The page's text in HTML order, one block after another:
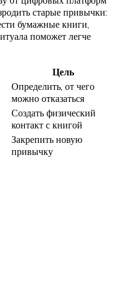
старые привычки:
бумажные книги,
поможет легче
Цель
Определить, от чего
можно отказаться
Создать физический
контакт с книгой
Закрепить новую
привычку